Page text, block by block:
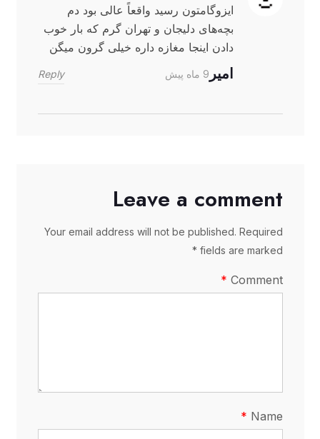
ایزوگامتون رسید واقعاً عالی بود دم
بچه‌های دلیجان و تهران گرم که بار خوب
دادن اینجا مغازه داره خیلی گرون میگن
امیر9 ماه پیش Reply
Leave a comment
Your email address will not be published. Required
fields are marked *
Comment
Name